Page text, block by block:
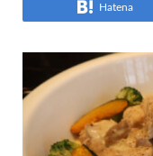
Hatena